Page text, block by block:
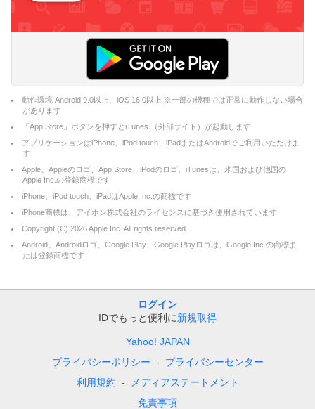
動作環境 Android 9.0以上、iOS 16.0以上 ※一部の機種では正常に動作しない場合
があります
「App Store」ボタンを押すとiTunes （外部サイト）が起動します
アプリケーションはiPhone、iPod touch、iPadまたはAndroidでご利用いただけま
す
Apple、Appleのロゴ、App Store、iPodのロゴ、iTunesは、米国および他国の
Apple Inc.の登録商標です
iPhone、iPod touch、iPadはApple Inc.の商標です
iPhone商標は、アイホン株式会社のライセンスに基づき使用されています
Copyright (C) 2026Apple Inc. All rights reserved.
Android、Androidロゴ、Google Play、Google Playロゴは、Google Inc.の商標ま
たは登録商標です
ログイン
IDでもっと便利に新規取得
Yahoo! JAPAN
プライバシーポリシー
プライバシーセンター
利用規約
メディアステートメント
免責事項